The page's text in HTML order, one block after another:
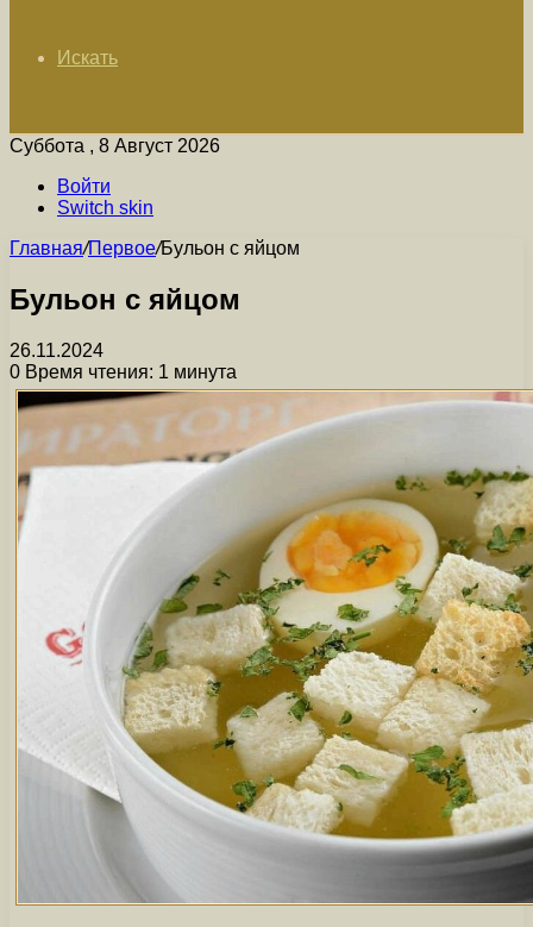
Искать
Суббота , 8 Август 2026
Войти
Switch skin
Главная/Первое/Бульон с яйцом
Бульон с яйцом
26.11.2024
0 Время чтения: 1 минута